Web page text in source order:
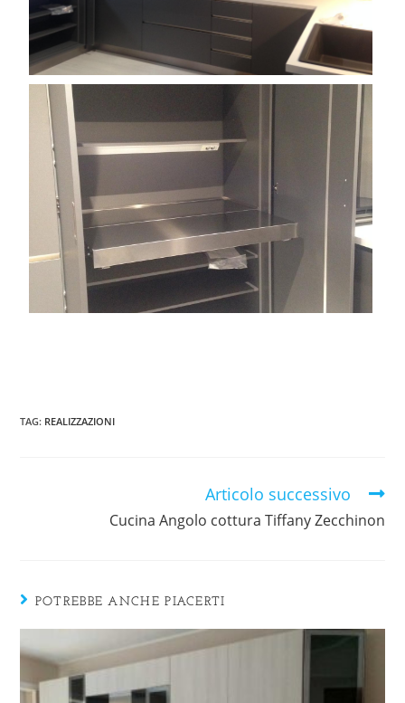
TAG: REALIZZAZIONI
Articolo successivo
Cucina Angolo cottura Tiffany Zecchinon
POTREBBE ANCHE PIACERTI